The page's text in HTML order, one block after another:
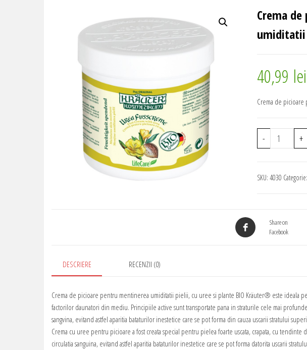
Crema
umiditatii
40,99 lei
Crema de
-
Cantitate
Crema
pentru
pielii,
cu
+
SKU: 4030 Categorie:
Share on
Facebook
DESCRIERE RECENZII (0)
Crema de picioare pentru mentinerea umiditatii pielii, cu uree si plante BIO Kräuter® este ideala
factorilor daunatori din mediu. Principiile active sunt transportate pana in straturile cele mai
sangvina, evitand astfel aparitia bataturilor inestetice care se pot forma din cauza uscarii stratului
Crema cu uree pentru picioare a fost creata special pentru pielea foarte uscata, crapata, cu
circulatia sanguina, evitand astfel aparitia bataturilor inestetice care se pot forma datorita uscarii